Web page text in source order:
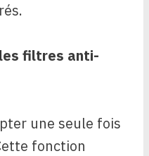
filtres anti-
une seule fois
fonction